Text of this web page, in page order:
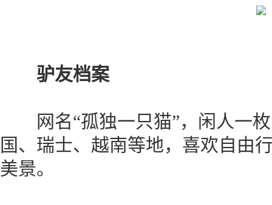
驴友档案
网名“孤独一只猫”，闲人一
国、瑞士、越南等地，喜欢自由
美景。